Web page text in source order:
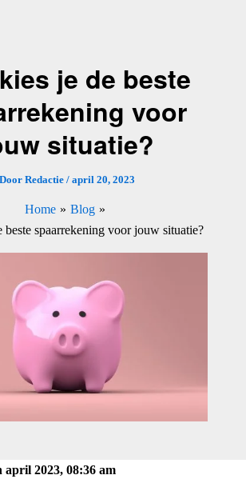
je de beste
voor
situatie?
Door Redactie / april 20, 2023
Home
Blog
beste spaarrekening voor jouw situatie?
april 2023, 08:36 am